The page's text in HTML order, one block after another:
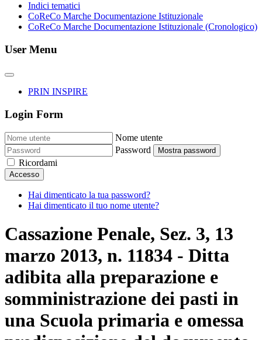
Indici tematici
CoReCo Marche Documentazione Istituzionale
CoReCo Marche Documentazione Istituzionale (Cronologico)
User Menu
PRIN INSPIRE
Login Form
Nome utente
Password
Mostra password
Ricordami
Accesso
Hai dimenticato la tua password?
Hai dimenticato il tuo nome utente?
Cassazione Penale, Sez. 3, 13
marzo 2013, n. 11834 - Ditta
adibita alla preparazione e
somministrazione dei pasti in
una Scuola primaria e omessa